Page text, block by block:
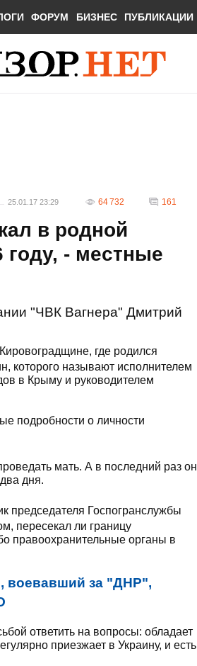
ФОРУМ БИЗНЕС ПУБЛИКАЦИИ
25.01.17 23:29 64 732 161
в родной
году, - местные
"ЧВК Вагнера" Дмитрий
где родился
которого называют исполнителем
в Крыму и руководителем
подробности о личности
мать. А в последний раз он
дня.
председателя Госпогранслужбы
пересекал ли границу
правоохранительные органы в
воевавший за "ДНР",
ответить на вопросы: обладает
приезжает в Украину, и есть